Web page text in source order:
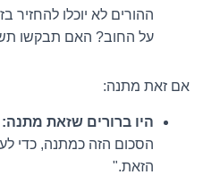
ההורים לא יוכלו להחזיר
על החוב? האם תבקשו
אם זאת מתנה:
היו ברורים שזאת מתנה:
הסכום הזה כמתנה, כדי
הזאת."